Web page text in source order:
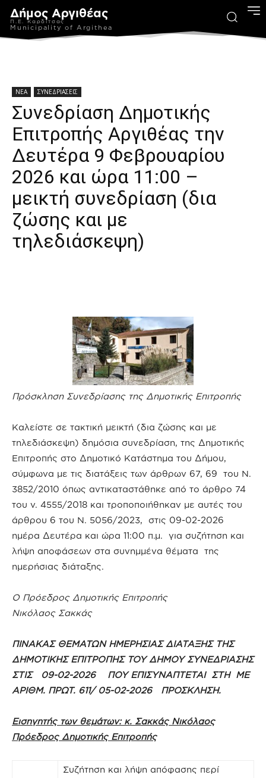
Δήμος Αργιθέας
Π.Ε. Καρδίτσας
Municipality of Argithea
ΝΕΑ ΣΥΝΕΔΡΙΑΣΕΙΣ
Συνεδρίαση Δημοτικής
Επιτροπής Αργιθέας την
Δευτέρα 9 Φεβρουαρίου
2026 και ώρα 11:00 –
μεικτή συνεδρίαση (δια
ζώσης και με
τηλεδιάσκεψη)
Πρόσκληση Συνεδρίασης της Δημοτικής Επιτροπής
Καλείστε σε τακτική μεικτή (δια ζώσης και με
τηλεδιάσκεψη) δημόσια συνεδρίαση, της Δημοτικής
Επιτροπής στο Δημοτικό Κατάστημα του Δήμου,
σύμφωνα με τις διατάξεις των άρθρων 67, 69 του Ν.
3852/2010 όπως αντικαταστάθηκε από το άρθρο 74
του ν. 4555/2018 και τροποποιήθηκαν με αυτές του
άρθρου 6 του Ν. 5056/2023, στις 09-02-2026
ημέρα Δευτέρα και ώρα 11:00 π.μ. για συζήτηση και
λήψη αποφάσεων στα συνημμένα θέματα της
ημερήσιας διάταξης.
Ο Πρόεδρος Δημοτικής Επιτροπής
Νικόλαος Σακκάς
ΠΙΝΑΚΑΣ ΘΕΜΑΤΩΝ ΗΜΕΡΗΣΙΑΣ ΔΙΑΤΑΞΗΣ ΤΗΣ
ΔΗΜΟΤΙΚΗΣ ΕΠΙΤΡΟΠΗΣ ΤΟΥ ΔΗΜΟΥ ΣΥΝΕΔΡΙΑΣΗΣ
ΣΤΙΣ 09-02-2026 ΠΟΥ ΕΠΙΣΥΝΑΠΤΕΤΑΙ ΣΤΗ ΜΕ
ΑΡΙΘΜ. ΠΡΩΤ. 611/ 05-02-2026 ΠΡΟΣΚΛΗΣΗ.
Εισηγητής των θεμάτων: κ. Σακκάς Νικόλαος
Πρόεδρος Δημοτικής Επιτροπής
Συζήτηση και λήψη απόφασης περί